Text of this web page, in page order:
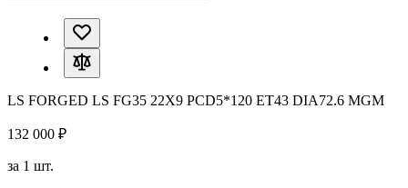
LS FORGED LS FG35 22X9 PCD5*120 ET43 DIA72.6 MGM
132 000 ₽
за 1 шт.